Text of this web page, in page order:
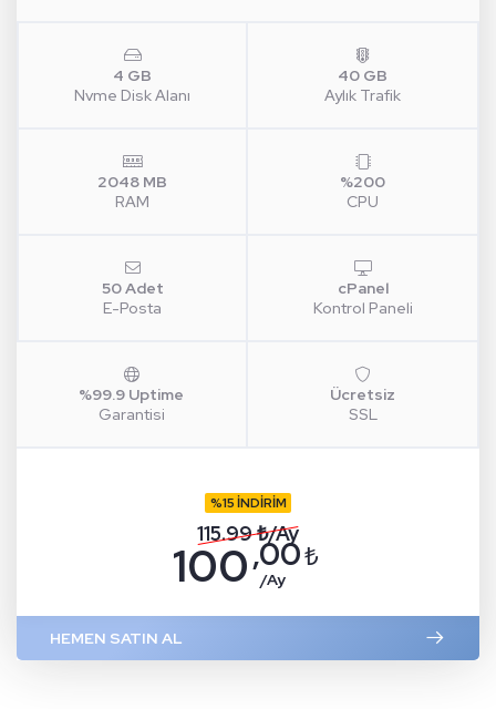
4 GB
Nvme Disk Alanı
40 GB
Aylık Trafik
2048 MB
RAM
%200
CPU
50 Adet
E-Posta
cPanel
Kontrol Paneli
%99.9 Uptime
Garantisi
Ücretsiz
SSL
%15 İNDİRİM
115.99 ₺/Ay
100 /Ay
,00₺
HEMEN SATIN AL